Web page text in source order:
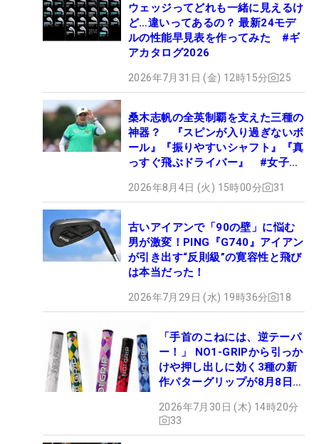
ウェッジってどれも一緒に見えるけ
ど…違いってあるの？ 最新24モデ
ルの性能早見表を作ってみた #ギ
アカタログ2026
2026年7月31日 (金) 12時15分 25
桑木志帆の全英制覇を支えた三種の
神器？ 『スピンが入り過ぎないボ
ール』『振りやすいシャフト』『真
っすぐ飛ぶドライバー』 #女子プ
2026年8月4日 (火) 15時00分 31
古いアイアンで「90の壁」に悩む
男が激変！PING『G740』アイアン
が引き出す“反則級”の寛容性と飛び
は本当だった！
2026年7月29日 (水) 19時36分 18
「手首のこねには、逆テーパ
ー！」 NO1-GRIPから引っか
けや押し出しに効く3種の新
作パターグリップが8月8日デ
2026年7月30日 (木) 14時20分
33